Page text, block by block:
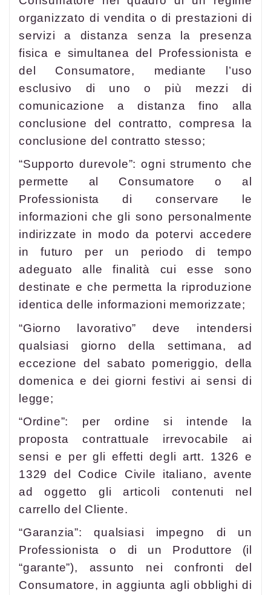
organizzato di vendita o di prestazioni di
servizi a distanza senza la presenza
fisica e simultanea del Professionista e
del Consumatore, mediante l’uso
esclusivo di uno o più mezzi di
comunicazione a distanza fino alla
conclusione del contratto, compresa la
conclusione del contratto stesso;
“Supporto durevole”: ogni strumento che
permette al Consumatore o al
Professionista di conservare le
informazioni che gli sono personalmente
indirizzate in modo da potervi accedere
in futuro per un periodo di tempo
adeguato alle finalità cui esse sono
destinate e che permetta la riproduzione
identica delle informazioni memorizzate;
“Giorno lavorativo” deve intendersi
qualsiasi giorno della settimana, ad
eccezione del sabato pomeriggio, della
domenica e dei giorni festivi ai sensi di
legge;
“Ordine”: per ordine si intende la
proposta contrattuale irrevocabile ai
sensi e per gli effetti degli artt. 1326 e
1329 del Codice Civile italiano, avente
ad oggetto gli articoli contenuti nel
carrello del Cliente.
“Garanzia”: qualsiasi impegno di un
Professionista o di un Produttore (il
“garante”), assunto nei confronti del
Consumatore, in aggiunta agli obblighi di